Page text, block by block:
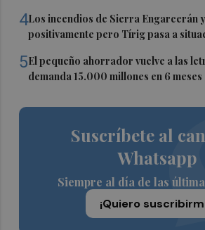
4Los incendios de Sierra Engarcerán
positivamente pero Tírig pasa a
5El pequeño ahorrador vuelve a las
demanda 15.000 millones en 6 meses
Suscríbete al
Whatsapp
Siempre al día de las
¡Quiero